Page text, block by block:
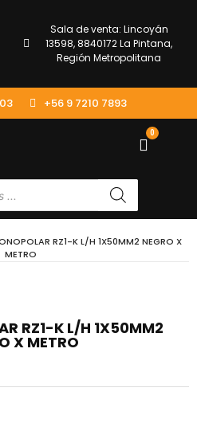
Sala de venta: Lincoyán
13598, 8840172 La Pintana,
Región Metropolitana
+56 9 7210 7893
0
RZ1-K L/H 1X50MM2 NEGRO X
METRO
RZ1-K L/H 1X50MM2
X METRO